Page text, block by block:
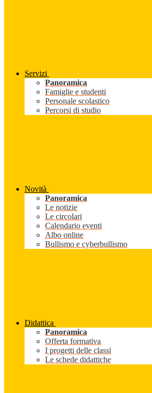
Servizi
Panoramica
Famiglie e studenti
Personale scolastico
Percorsi di studio
Novità
Panoramica
Le notizie
Le circolari
Calendario eventi
Albo online
Bullismo e cyberbullismo
Didattica
Panoramica
Offerta formativa
I progetti delle classi
Le schede didattiche